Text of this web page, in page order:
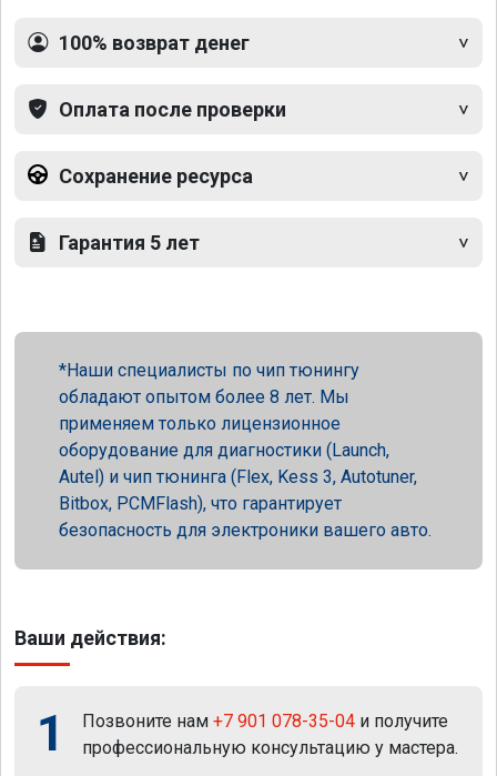
100% возврат денег
Оплата после проверки
Сохранение ресурса
Гарантия 5 лет
Наши специалисты по чип тюнингу
обладают опытом более 8 лет. Мы
применяем только лицензионное
оборудование для диагностики (Launch,
Autel) и чип тюнинга (Flex, Kess 3, Autotuner,
Bitbox, PCMFlash), что гарантирует
безопасность для электроники вашего авто.
Ваши действия:
1 Позвоните нам +7 901 078-35-04 и получите
профессиональную консультацию у мастера.